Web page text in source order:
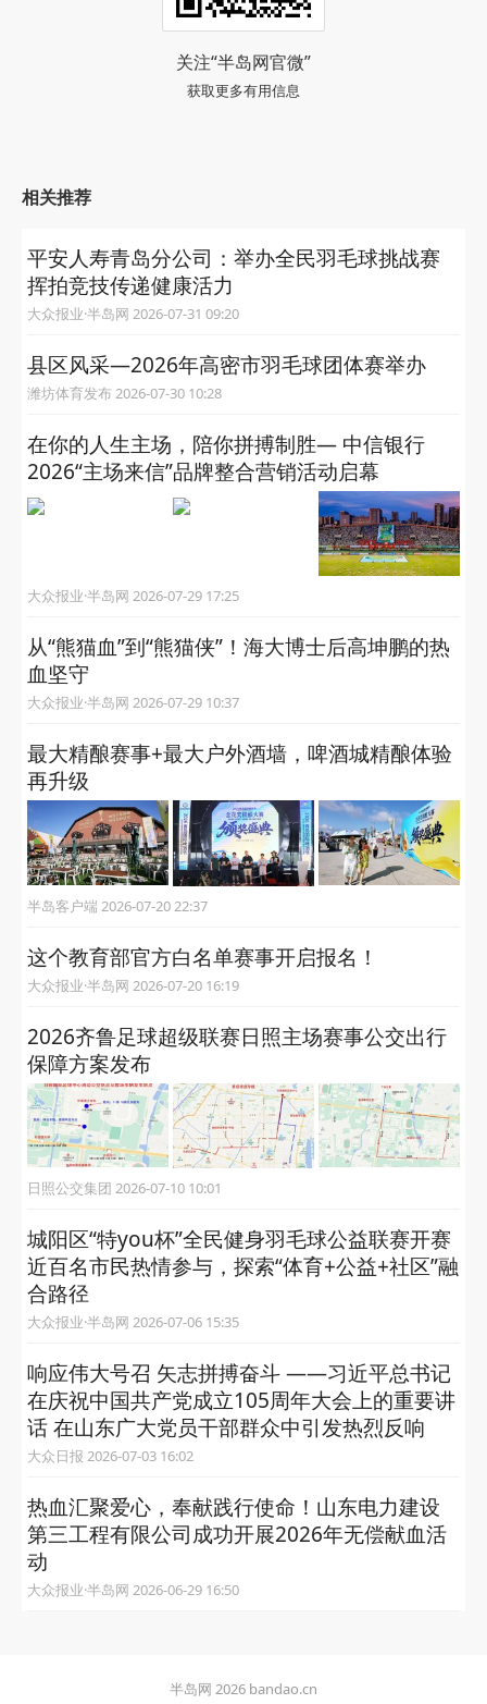
关注“半岛网官微”
获取更多有用信息
相关推荐
平安人寿青岛分公司：举办全民羽毛球挑战赛
挥拍竞技传递健康活力
大众报业·半岛网 2026-07-31 09:20
县区风采—2026年高密市羽毛球团体赛举办
潍坊体育发布 2026-07-30 10:28
在你的人生主场，陪你拼搏制胜— 中信银行
2026“主场来信”品牌整合营销活动启幕
大众报业·半岛网 2026-07-29 17:25
从“熊猫血”到“熊猫侠”！海大博士后高坤鹏的热
血坚守 ​
大众报业·半岛网 2026-07-29 10:37
最大精酿赛事+最大户外酒墙，啤酒城精酿体验
再升级
半岛客户端 2026-07-20 22:37
这个教育部官方白名单赛事开启报名！
大众报业·半岛网 2026-07-20 16:19
2026齐鲁足球超级联赛日照主场赛事公交出行
保障方案发布
日照公交集团 2026-07-10 10:01
城阳区“特you杯”全民健身羽毛球公益联赛开赛
近百名市民热情参与，探索“体育+公益+社区”融
合路径
大众报业·半岛网 2026-07-06 15:35
响应伟大号召 矢志拼搏奋斗 ——习近平总书记
在庆祝中国共产党成立105周年大会上的重要讲
话 在山东广大党员干部群众中引发热烈反响
大众日报 2026-07-03 16:02
热血汇聚爱心，奉献践行使命！山东电力建设
第三工程有限公司成功开展2026年无偿献血活
动
大众报业·半岛网 2026-06-29 16:50
半岛网 2026 bandao.cn